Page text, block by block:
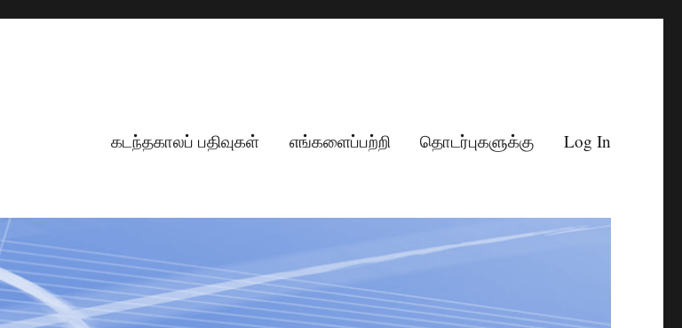
கடந்தகாலப் பதிவுகள் எங்களைப்பற்றி தொடர்புகளுக்கு Log In